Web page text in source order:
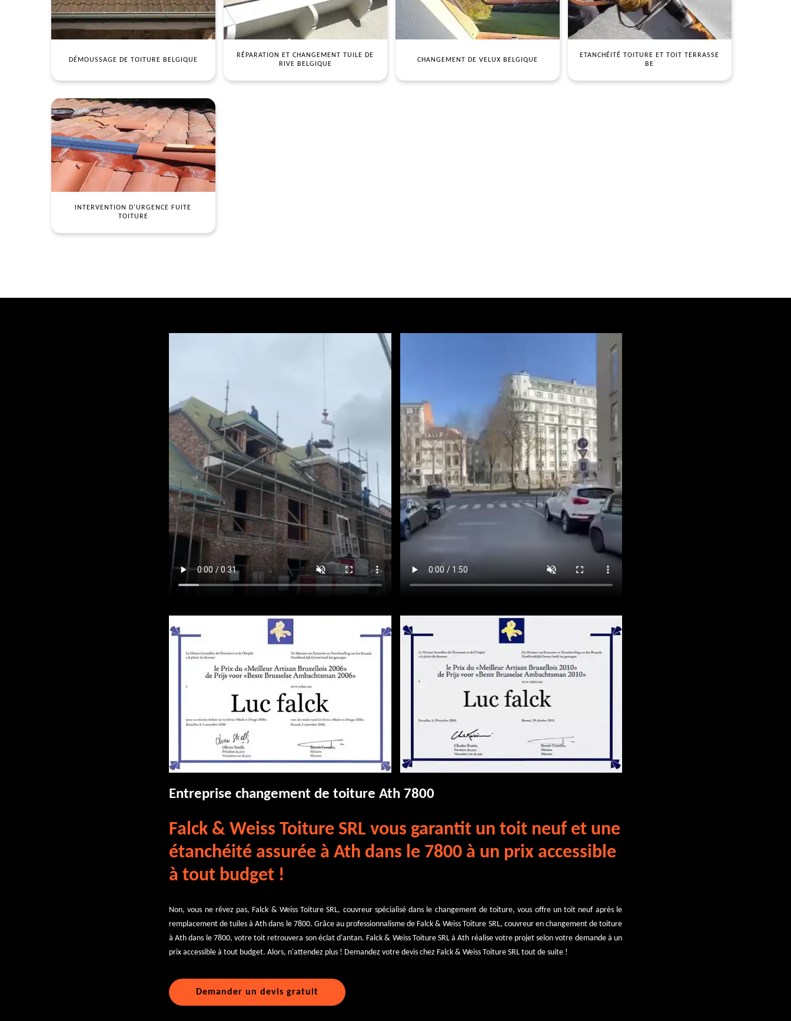
DÉMOUSSAGE DE TOITURE BELGIQUE
RÉPARATION ET CHANGEMENT TUILE DE
RIVE BELGIQUE
CHANGEMENT DE VELUX BELGIQUE
ETANCHÉITÉ TOITURE ET TOIT TERRASSE
BE
INTERVENTION D'URGENCE FUITE
TOITURE
Entreprise changement de toiture Ath 7800
Falck & Weiss Toiture SRL vous garantit un toit neuf et une
étanchéité assurée à Ath dans le 7800 à un prix accessible
à tout budget !
Non, vous ne rêvez pas, Falck & Weiss Toiture SRL, couvreur spécialisé dans le changement de toiture, vous offre un toit neuf après le
remplacement de tuiles à Ath dans le 7800. Grâce au professionnalisme de Falck & Weiss Toiture SRL, couvreur en changement de toiture
à Ath dans le 7800, votre toit retrouvera son éclat d'antan. Falck & Weiss Toiture SRL à Ath réalise votre projet selon votre demande à un
prix accessible à tout budget. Alors, n'attendez plus ! Demandez votre devis chez Falck & Weiss Toiture SRL tout de suite !
Demander un devis gratuit